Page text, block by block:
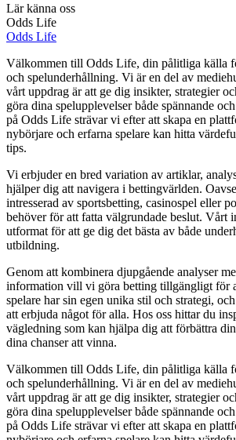
Lär känna oss
Odds Life
Odds Life
Välkommen till Odds Life, din pålitliga källa
och spelunderhållning. Vi är en del av
vårt uppdrag är att ge dig insikter, strategier
göra dina spelupplevelser både spännande
på Odds Life strävar vi efter att skapa en
nybörjare och erfarna spelare kan hitta
tips.
Vi erbjuder en bred variation av artiklar,
hjälper dig att navigera i bettingvärlden.
intresserad av sportsbetting, casinospel eller
behöver för att fatta välgrundade beslut. Vårt
utformat för att ge dig det bästa av både
utbildning.
Genom att kombinera djupgående analyser
information vill vi göra betting tillgängligt för
spelare har sin egen unika stil och strategi,
att erbjuda något för alla. Hos oss hittar du
vägledning som kan hjälpa dig att förbättra
dina chanser att vinna.
Välkommen till Odds Life, din pålitliga källa
och spelunderhållning. Vi är en del av
vårt uppdrag är att ge dig insikter, strategier
göra dina spelupplevelser både spännande
på Odds Life strävar vi efter att skapa en